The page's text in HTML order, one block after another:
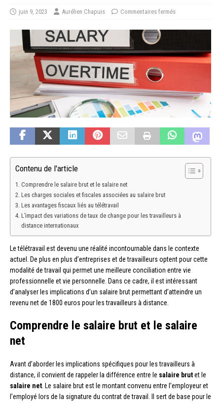
juin 9, 2023 Aurélien Chapuis Commentaires fermés
Contenu de l'article
Comprendre le salaire brut et le salaire net
Les charges sociales et fiscales associées au salaire brut
Les avantages fiscaux liés au télétravail
L’impact des variations de taux de change pour les travailleurs à
distance internationaux
Le télétravail est devenu une réalité incontournable dans le contexte
actuel. De plus en plus d’entreprises et de travailleurs optent pour cette
modalité de travail qui permet une meilleure conciliation entre vie
professionnelle et vie personnelle. Dans ce cadre, il est intéressant
d’analyser les implications d’un salaire brut permettant d’atteindre un
revenu net de 1800 euros pour les travailleurs à distance.
Comprendre le salaire brut et le salaire
net
Avant d’aborder les implications spécifiques pour les travailleurs à
distance, il convient de rappeler la différence entre le salaire brutet le
salaire net. Le salaire brut est le montant convenu entre l’employeur et
l’employé lors de la signature du contrat de travail. Il sert de base pour le